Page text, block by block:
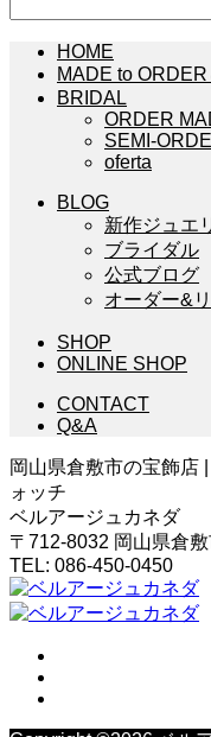
HOME
MADE to
BRIDAL
ORDER
SEMI-
oferta
BLOG
新作ジュエ
ブライダル
公式ブログ
オーダー&
SHOP
ONLINE SHOP
CONTACT
Q&A
岡山県倉敷市の宝飾店
ォッチ
ベルアージュカネダ
〒712-8032 岡山県倉
TEL: 086-450-0450